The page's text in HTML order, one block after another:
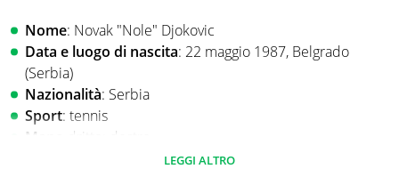
Nome: Novak "Nole" Djokovic
Data e luogo di nascita: 22 maggio 1987, Belgrado
(Serbia)
Nazionalità: Serbia
Sport: tennis
Mano
dritto: destro.
LEGGI ALTRO